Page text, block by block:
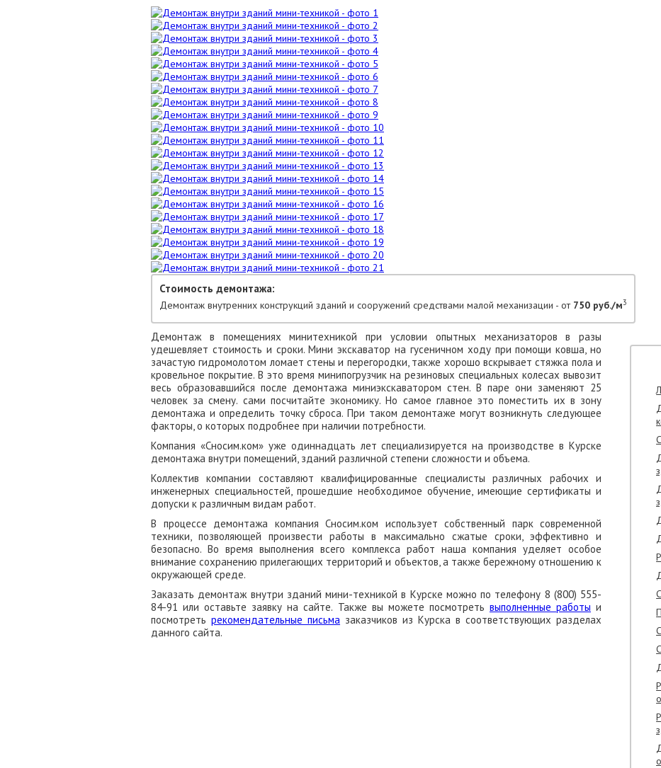
Стоимость демонтажа:
Демонтаж внутренних конструкций зданий и сооружений средствами малой механизации - от 750 руб./м3
Демонтаж в помещениях минитехникой при условии опытных механизаторов в разы
удешевляет стоимость и сроки. Мини экскаватор на гусеничном ходу при помощи ковша, но
зачастую гидромолотом ломает стены и перегородки, также хорошо вскрывает стяжка пола и
кровельное покрытие. В это время минипогрузчик на резиновых специальных колесах вывозит
весь образовавшийся после демонтажа миниэкскаватором стен. В паре они заменяют 25
человек за смену. сами посчитайте экономику. Но самое главное это поместить их в зону
демонтажа и определить точку сброса. При таком демонтаже могут возникнуть следующее
факторы, о которых подробнее при наличии потребности.
Компания «Сносим.ком» уже одиннадцать лет специализируется на производстве в Курске
демонтажа внутри помещений, зданий различной степени сложности и объема.
Коллектив компании составляют квалифицированные специалисты различных рабочих и
инженерных специальностей, прошедшие необходимое обучение, имеющие сертификаты и
допуски к различным видам работ.
В процессе демонтажа компания Сносим.ком использует собственный парк современной
техники, позволяющей произвести работы в максимально сжатые сроки, эффективно и
безопасно. Во время выполнения всего комплекса работ наша компания уделяет особое
внимание сохранению прилегающих территорий и объектов, а также бережному отношению к
окружающей среде.
Заказать демонтаж внутри зданий мини-техникой в Курске можно по телефону 8 (800) 555-
84-91 или оставьте заявку на сайте. Также вы можете посмотреть выполненные работы и
посмотретьрекомендательные письма заказчиков из Курска в соответствующих разделах
данного сайта.